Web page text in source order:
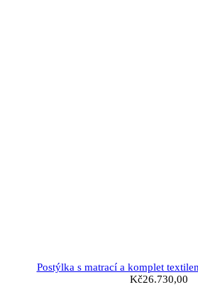
Postýlka s matrací a komplet
Kč26.730,00